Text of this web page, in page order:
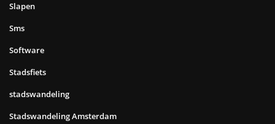
Slapen
Sms
Software
Stadsfiets
stadswandeling
Stadswandeling Amsterdam